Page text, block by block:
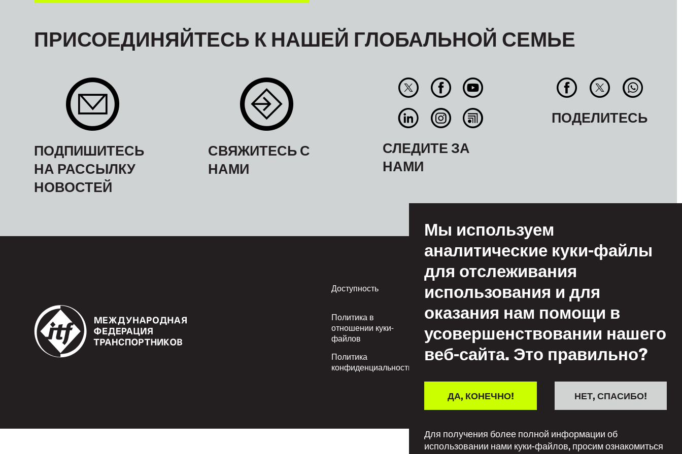
ПРИСОЕДИНЯЙТЕСЬ К НАШЕЙ ГЛОБАЛЬНОЙ СЕМЬЕ
ПОДПИШИТЕСЬ
НА РАССЫЛКУ
НОВОСТЕЙ
СВЯЖИТЕСЬ С
НАМИ
СЛЕДИТЕ ЗА
НАМИ
ПОДЕЛИТЕСЬ
Footer
Доступность
Условия
пользования
Политика в
отношении куки-
файлов
Приемлемое
Политика
конфиденциальности
Политика взаимного
Мы используем
аналитические куки-файлы
для отслеживания
использования и для
оказания нам помощи в
усовершенствовании нашего
веб-сайта. Это правильно?
НЕТ, СПАСИБО!
ДА, КОНЕЧНО!
Для получения более полной информации об
использовании нами куки-файлов, просим ознакомиться